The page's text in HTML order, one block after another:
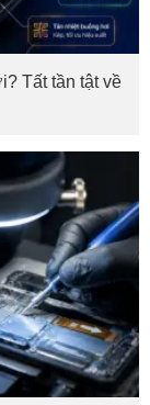
Tất tần tật về